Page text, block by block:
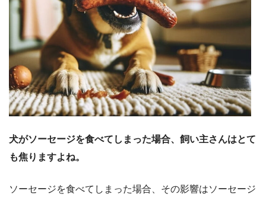
犬がソーセージを食べてしまった場合、飼い主さんはとて
も焦りますよね。
ソーセージを食べてしまった場合、その影響はソーセージ